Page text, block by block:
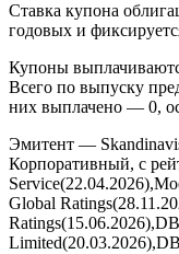
Ставка купона
годовых и
Купоны
Всего по выпуску
них выплачено — 0,
Эмитент —
Корпоративный, с
Global